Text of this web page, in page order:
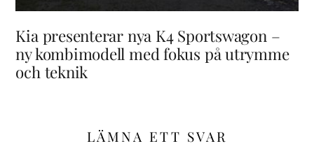
Kia presenterar nya K4 Sportswagon –
ny kombimodell med fokus på utrymme
och teknik
LÄMNA ETT SVAR